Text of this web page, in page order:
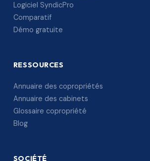
Logiciel SyndicPro
Comparatif
Démo gratuite
RESSOURCES
Annuaire des copropriétés
Annuaire des cabinets
Glossaire copropriété
Blog
SOCIÉTÉ